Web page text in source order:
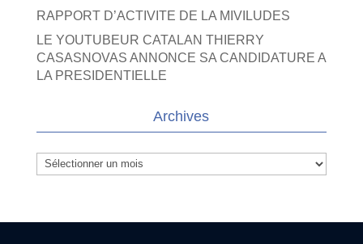
RAPPORT D’ACTIVITE DE LA MIVILUDES
LE YOUTUBEUR CATALAN THIERRY
CASASNOVAS ANNONCE SA CANDIDATURE A
LA PRESIDENTIELLE
Archives
Archives